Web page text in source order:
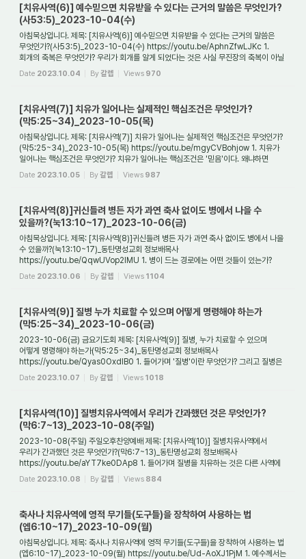
[치유사역(6)] 예수믿으면 치유받을 수 있다는 근거의 말씀은 무엇인가?
(사53:5)_2023-10-04(수)
아침묵상입니다. 제목: [치유사역(6)] 예수믿으면 치유받을 수 있다는 근거의 말씀은
무엇인가?(사53:5)_2023-10-04(수) https://youtu.be/AphnZfwLJKc 1.
회개의 축복은 무엇인가? 우리가 회개를 알게 되었다는 것은 사실 무진장의 축복이 아닐
수 없다. 왜냐...
Date 2023.10.04 By갈렙 Views 970
[치유사역(7)] 치유가 일어나는 실제적인 핵심조건은 무엇인가?
(막5:25~34)_2023-10-05(목)
아침묵상입니다. 제목: [치유사역(7)] 치유가 일어나는 실제적인 핵심조건은 무엇인가?
(막5:25~34)_2023-10-05(목) https://youtu.be/mgyCVBohjow 1. 치유가
일어나는 핵심조건은 무엇인가? 치유가 일어나는 핵심조건은 '믿음'이다. 왜냐하면
예수께서 병자들...
Date 2023.10.05 By갈렙 Views 987
[치유사역(8)]귀신들려 병든 자가 과연 축사 없이도 병에서 나을 수
있을까?(눅13:10~17)_2023-10-06(금)
아침묵상입니다. 제목: [치유사역(8)]귀신들려 병든 자가 과연 축사 없이도 병에서 나을
수 있을까?(눅13:10~17)_동탄명성교회 정보배목사
https://youtu.be/QqwUVop2IMU 1. 병이 드는 경로에는 어떤 것들이 있는가?
사람은 어떻게 해서 병이 드는 것일까? 성...
Date 2023.10.06 By갈렙 Views 1104
[치유사역(9)] 질병 누가 치료할 수 있으며 어떻게 명령해야 하는가
(막5:25~34)_2023-10-06(금)
2023-10-06(금) 금요기도회 제목: [치유사역(9)] 질병, 누가 치료할 수 있으며
어떻게 명령해야 하는가(막5:25~34)_동탄명성교회 정보배목사
https://youtu.be/Qyas0OxdIB0 1. 들어가며 '질병'이란 무엇인가? 그리고 질병은
왜 생기는 것인가? 그리고 어떻게 ...
Date 2023.10.07 By갈렙 Views 1018
[치유사역(10)] 질병치유사역에서 우리가 간과했던 것은 무엇인가?
(막6:7~13)_2023-10-08(주일)
2023-10-08(주일) 주일오후찬양예배 제목: [치유사역(10)] 질병치유사역에서
우리가 간과했던 것은 무엇인가?(막6:7~13)_동탄명성교회 정보배목사
https://youtu.be/aYT7ke0DAp8 1. 들어가며 질병을 치유하는 것은 다른 사역에
비해 좀 더 독특한 특징이 있다....
Date 2023.10.08 By갈렙 Views 884
축사나 치유사역에 영적 무기들(도구들)을 장착하여 사용하는 법
(엡6:10~17)_2023-10-09(월)
아침묵상입니다. 제목: 축사나 치유사역에 영적 무기들(도구들)을 장착하여 사용하는 법
(엡6:10~17)_2023-10-09(월) https://youtu.be/Ud-AoXJ1PjM 1. 예수께서는